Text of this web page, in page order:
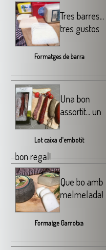
Formatges de barra
Tres barres...
tres gustos
Lot caixa d'embotit
Una bon
assortit... un
bon regal!
Formatge Garrotxa
Que bo amb
melmelada!